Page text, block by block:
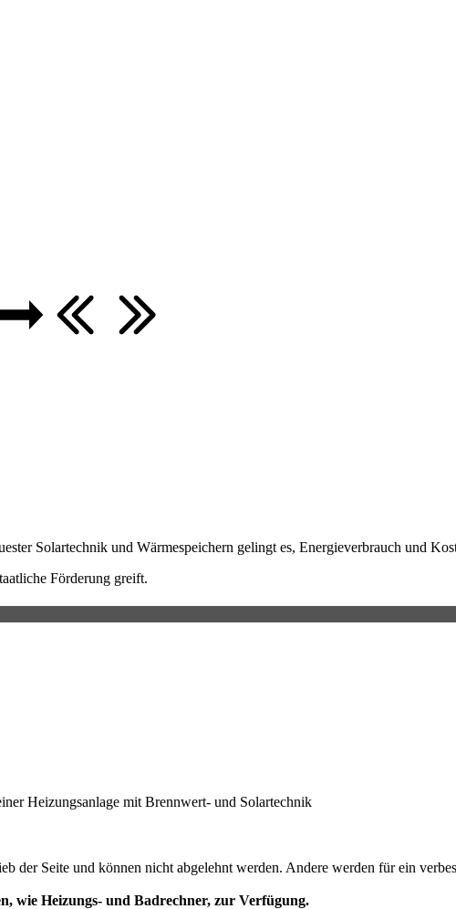
Solartechnik und Wärmespeichern gelingt es, Energieverbrauch und
Förderung greift.
Heizungsanlage mit Brennwert- und Solartechnik
der Seite und können nicht abgelehnt werden. Andere werden für ein
wie Heizungs- und Badrechner, zur Verfügung.